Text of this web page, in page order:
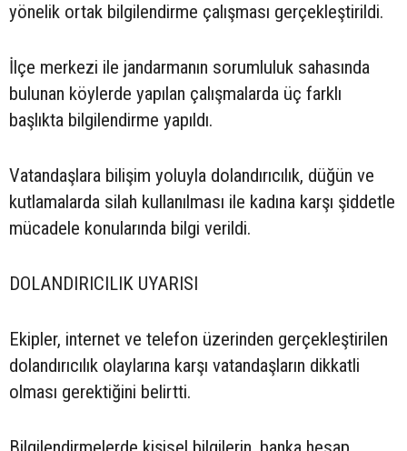
yönelik ortak bilgilendirme çalışması gerçekleştirildi.
İlçe merkezi ile jandarmanın sorumluluk sahasında
bulunan köylerde yapılan çalışmalarda üç farklı
başlıkta bilgilendirme yapıldı.
Vatandaşlara bilişim yoluyla dolandırıcılık, düğün ve
kutlamalarda silah kullanılması ile kadına karşı şiddetle
mücadele konularında bilgi verildi.
DOLANDIRICILIK UYARISI
Ekipler, internet ve telefon üzerinden gerçekleştirilen
dolandırıcılık olaylarına karşı vatandaşların dikkatli
olması gerektiğini belirtti.